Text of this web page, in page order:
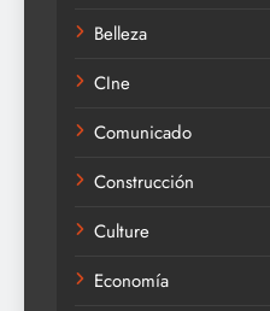
Belleza
CIne
Comunicado
Construcción
Culture
Economía